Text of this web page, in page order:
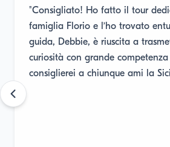
"Consigliato! Ho fatto il tour dedicato alla
famiglia Florio e l’ho trovato
guida, Debbie, è riuscita a
curiosità con grande
consiglierei a chiunque ami la